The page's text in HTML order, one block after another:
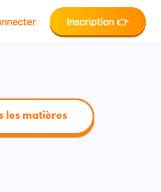
Inscription 👉
les matières